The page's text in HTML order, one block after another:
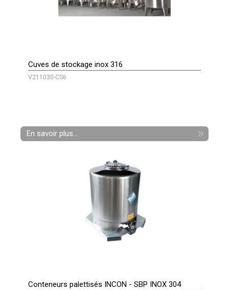
Cuves de stockage inox 316
V211030-CS6
En savoir plus...
Conteneurs palettisés INCON - SBP INOX 304